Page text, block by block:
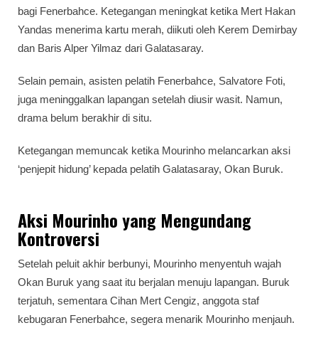
bagi Fenerbahce. Ketegangan meningkat ketika Mert Hakan
Yandas menerima kartu merah, diikuti oleh Kerem Demirbay
dan Baris Alper Yilmaz dari Galatasaray.
Selain pemain, asisten pelatih Fenerbahce, Salvatore Foti,
juga meninggalkan lapangan setelah diusir wasit. Namun,
drama belum berakhir di situ.
Ketegangan memuncak ketika Mourinho melancarkan aksi
‘penjepit hidung’ kepada pelatih Galatasaray, Okan Buruk.
Aksi Mourinho yang Mengundang
Kontroversi
Setelah peluit akhir berbunyi, Mourinho menyentuh wajah
Okan Buruk yang saat itu berjalan menuju lapangan. Buruk
terjatuh, sementara Cihan Mert Cengiz, anggota staf
kebugaran Fenerbahce, segera menarik Mourinho menjauh.